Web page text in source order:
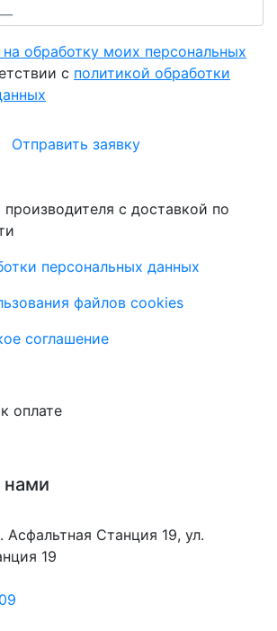
на обработку моих персональных
с политикой обработки
Отправить заявку
с доставкой по
персональных данных
файлов cookies
соглашение
оплате
нами
Асфальтная Станция 19, ул.
19